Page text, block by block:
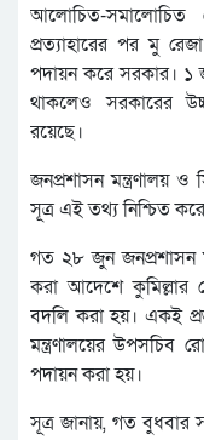
আলোচিত-
প্রত্যাহারের পর মু
পদায়ন করে সরকার। ১
থাকলেও সরকারের
রয়েছে।
জনপ্রশাসন মন্ত্রণালয় ও
সূত্র এই তথ্য নিশ্চিত
গত ২৮ জুন জনপ্রশাসন
করা আদেশে কুমিল্লার
বদলি করা হয়। একই
মন্ত্রণালয়ের উপসচিব
পদায়ন করা হয়।
সূত্র জানায়, গত বুধবার